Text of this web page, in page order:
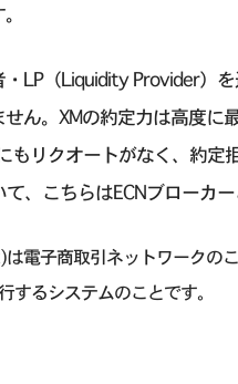
LP（Liquidity Provider）
ん。XMの約定力は高度に
リクオートがなく、約定
、こちらはECNブローカー
電子商取引ネットワークの
するシステムのことです。